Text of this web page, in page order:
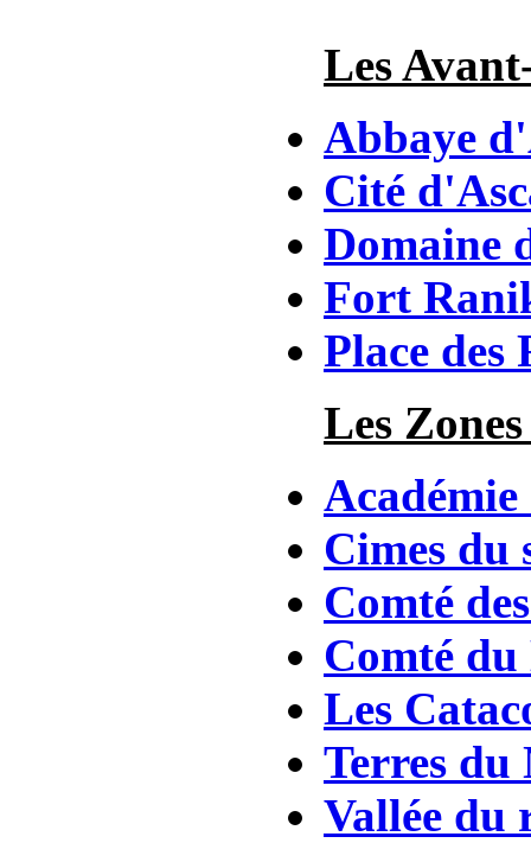
Les
Abbaye
Cité
Domaine
Fort
Place des
Les
Cimes du
Comté
Comté
Les
Terres du
Vallée du